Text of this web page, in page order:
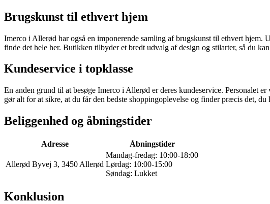
Brugskunst til ethvert hjem
Imerco i Allerød har også en imponerende samling af brugskunst til ethvert
finde det hele her. Butikken tilbyder et bredt udvalg af design og stilarter, så du
Kundeservice i topklasse
En anden grund til at besøge Imerco i Allerød er deres kundeservice.
gør alt for at sikre, at du får den bedste shoppingoplevelse og finder præcis det, du
Beliggenhed og åbningstider
Adresse Åbningstider
Allerød Byvej 3, 3450 Allerød
Mandag-fredag: 10:00-18:00
Lørdag: 10:00-15:00
Søndag: Lukket
Konklusion